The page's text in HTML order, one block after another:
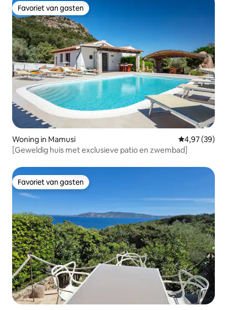
Favoriet van gasten
Favoriet van gasten
Woning in Mamusi Gemiddelde
4,97 (39)
[Geweldig huis met exclusieve patio en zwembad]
Favoriet van gasten
Favoriet van gasten